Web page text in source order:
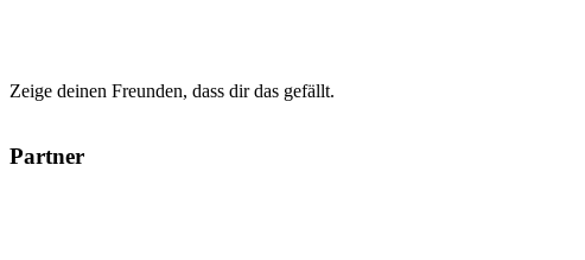
Zeige deinen Freunden, dass dir das gefällt.
Partner